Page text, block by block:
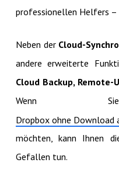
professionellen Helfers –
Neben der Cloud-
andere erweiterte
Cloud Backup, Remote-
Wenn Sie
Dropbox ohne Download
möchten, kann Ihnen
Gefallen tun.